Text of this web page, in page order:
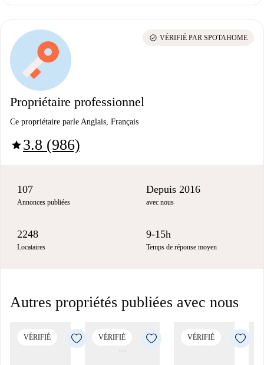
Propriétaire professionnel
Ce propriétaire parle Anglais, Français
star3.8 (986)
check_circle VÉRIFIÉ PAR SPOTAHOME
107
Annonces publiées
Depuis 2016
avec nous
2248
Locataires
9-15h
Temps de réponse moyen
Autres propriétés publiées avec nous
VÉRIFIÉ VÉRIFIÉ VÉRIFIÉ